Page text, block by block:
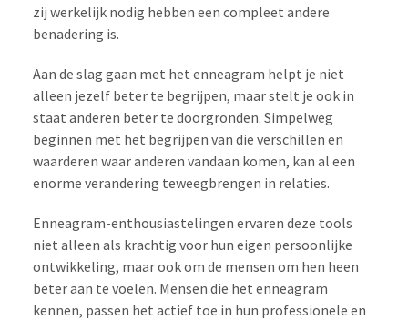
zij werkelijk nodig hebben een compleet andere
benadering is.
Aan de slag gaan met het enneagram helpt je niet
alleen jezelf beter te begrijpen, maar stelt je ook in
staat anderen beter te doorgronden. Simpelweg
beginnen met het begrijpen van die verschillen en
waarderen waar anderen vandaan komen, kan al een
enorme verandering teweegbrengen in relaties.
Enneagram-enthousiastelingen ervaren deze tools
niet alleen als krachtig voor hun eigen persoonlijke
ontwikkeling, maar ook om de mensen om hen heen
beter aan te voelen. Mensen die het enneagram
kennen, passen het actief toe in hun professionele en